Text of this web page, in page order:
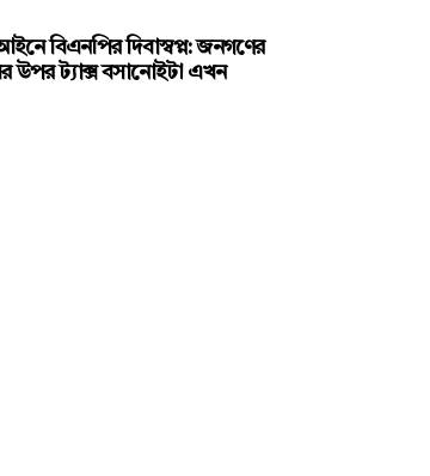
বিএনপির দিবাস্বপ্ন: জনগণের
উপর ট্যাক্স বসানোইটা এখন